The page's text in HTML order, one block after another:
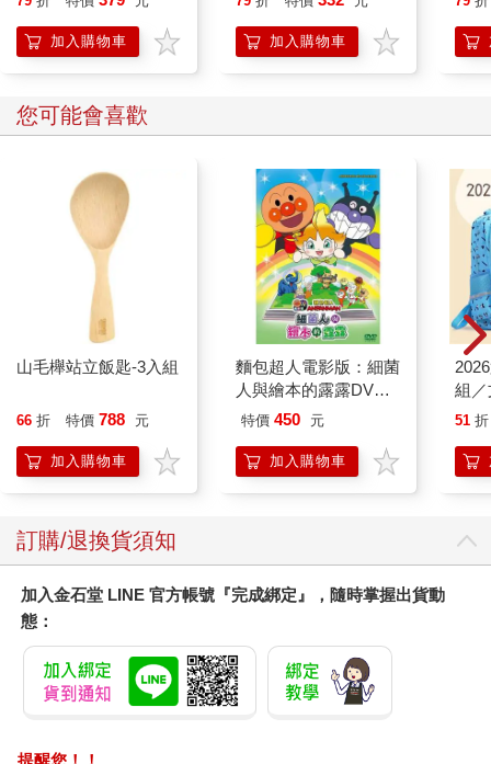
加入購物車 加入購物車
您可能會喜歡
山毛櫸站立飯匙-3入組
66 折 特價 788 元
加入購物車
麵包超人電影版：細菌
人與繪本的露露DVD-
平裝版
特價 450 元
加入購物車
組
51 折
訂購/退換貨須知
加入金石堂 LINE 官方帳號『完成綁定』，隨時掌握出貨動
態：